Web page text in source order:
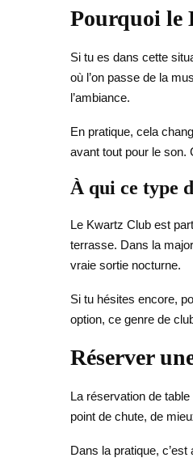
Pourquoi le
Si tu es dans cette
où l’on passe de la
l’ambiance.
En pratique, cela
avant tout pour le son.
À qui ce type
Le Kwartz Club est
terrasse. Dans la
vraie sortie nocturne.
Si tu hésites encore,
option, ce genre de
Réserver
La réservation de
point de chute, de
Dans la pratique,